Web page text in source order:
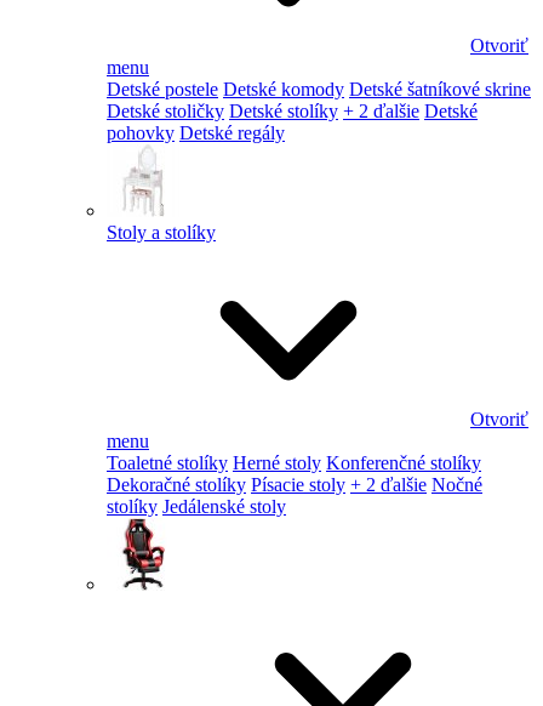
Otvoriť
menu
Detské postele Detské komody Detské šatníkové skrine
Detské stoličky Detské stolíky + 2 ďalšie Detské
pohovky Detské regály
Stoly a stolíky
Otvoriť
menu
Toaletné stolíky Herné stoly Konferenčné stolíky
Dekoračné stolíky Písacie stoly + 2 ďalšie Nočné
stolíky Jedálenské stoly